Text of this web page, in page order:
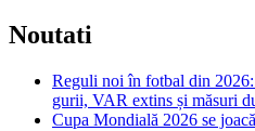
Noutati
Reguli noi în fotbal din 2026:
gurii, VAR extins și măsuri
Cupa Mondială 2026 se